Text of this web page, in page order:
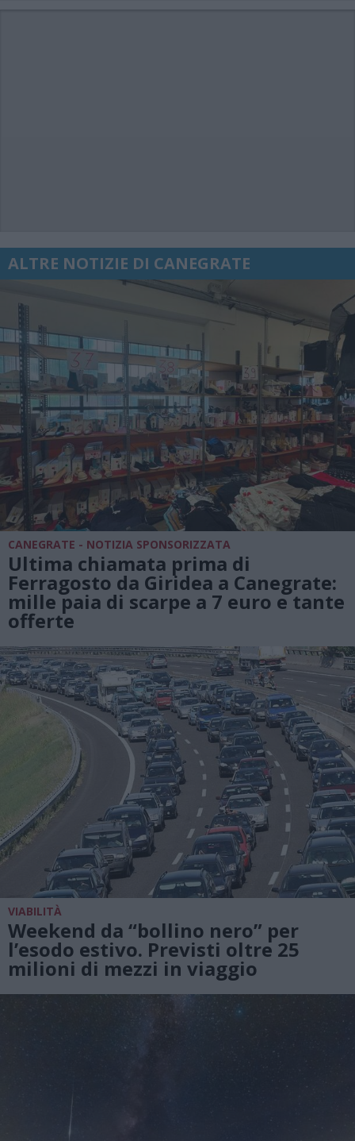
ALTRE NOTIZIE DI CANEGRATE
CANEGRATE - NOTIZIA SPONSORIZZATA
Ultima chiamata prima di
Ferragosto da Giridea a Canegrate:
mille paia di scarpe a 7 euro e tante
offerte
VIABILITÀ
Weekend da “bollino nero” per
l’esodo estivo. Previsti oltre 25
milioni di mezzi in viaggio